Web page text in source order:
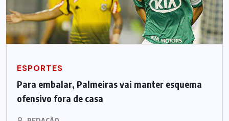
ESPORTES
Para embalar, Palmeiras vai manter esquema
ofensivo fora de casa